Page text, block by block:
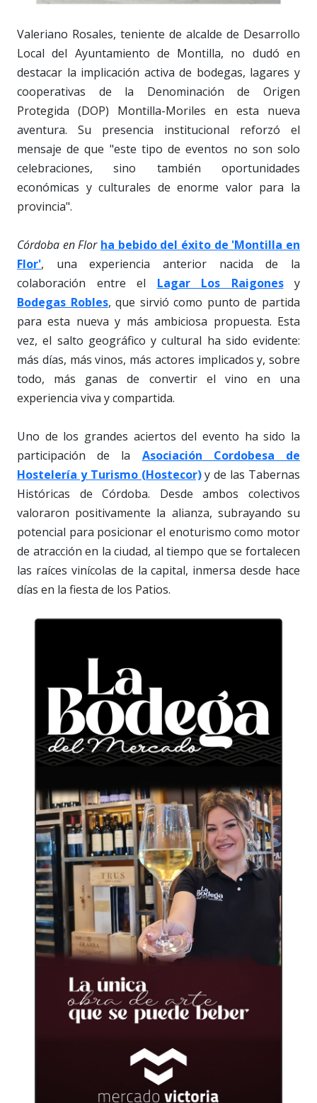
Valeriano Rosales, teniente de alcalde de Desarrollo
Local del Ayuntamiento de Montilla, no dudó en
destacar la implicación activa de bodegas, lagares y
cooperativas de la Denominación de Origen
Protegida (DOP) Montilla-Moriles en esta nueva
aventura. Su presencia institucional reforzó el
mensaje de que "este tipo de eventos no son solo
celebraciones, sino también oportunidades
económicas y culturales de enorme valor para la
provincia".
Córdoba en Flor ha bebido del éxito de 'Montilla en
Flor', una experiencia anterior nacida de la
colaboración entre el Lagar Los Raigonesy
Bodegas Robles, que sirvió como punto de partida
para esta nueva y más ambiciosa propuesta. Esta
vez, el salto geográfico y cultural ha sido evidente:
más días, más vinos, más actores implicados y, sobre
todo, más ganas de convertir el vino en una
experiencia viva y compartida.
Uno de los grandes aciertos del evento ha sido la
participación de la Asociación Cordobesa de
Hostelería y Turismo (Hostecor)y de las Tabernas
Históricas de Córdoba. Desde ambos colectivos
valoraron positivamente la alianza, subrayando su
potencial para posicionar el enoturismo como motor
de atracción en la ciudad, al tiempo que se fortalecen
las raíces vinícolas de la capital, inmersa desde hace
días en la fiesta de los Patios.